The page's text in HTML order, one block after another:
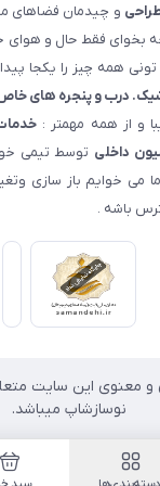
و چیدمان فضاهای
بخوای فقط حال و هوای
همه چیز را یکجا
درب و پنجره های
و از همه مهمتر :
داخلی توسط تیمی
می خوایم باز سازی
باشه .
معنوی این سایت
نوسازشاپ میباشد.